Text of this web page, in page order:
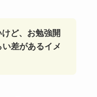
ど、お勉強開
差があるイメ